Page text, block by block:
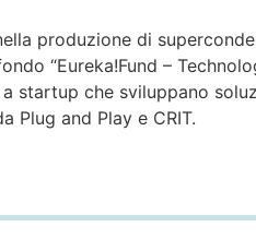
produzione di
“Eureka!Fund –
startup che sviluppano
Plug and Play e CRIT.